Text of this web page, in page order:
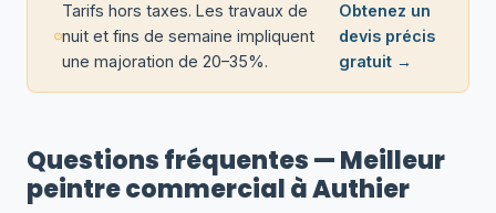
Tarifs hors taxes. Les travaux de
nuit et fins de semaine impliquent
une majoration de 20–35%.
Obtenez un
devis précis
gratuit →
Questions fréquentes — Meilleur
peintre commercial à Authier